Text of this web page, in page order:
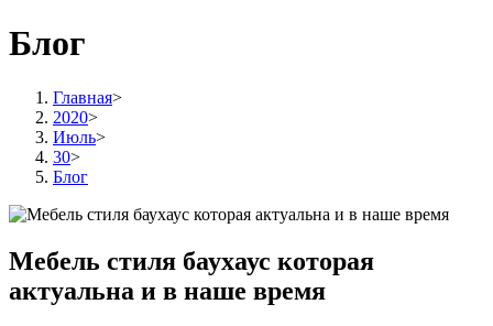
Блог
Главная>
2020>
Июль>
30>
Блог
Мебель стиля баухаус которая
актуальна и в наше время